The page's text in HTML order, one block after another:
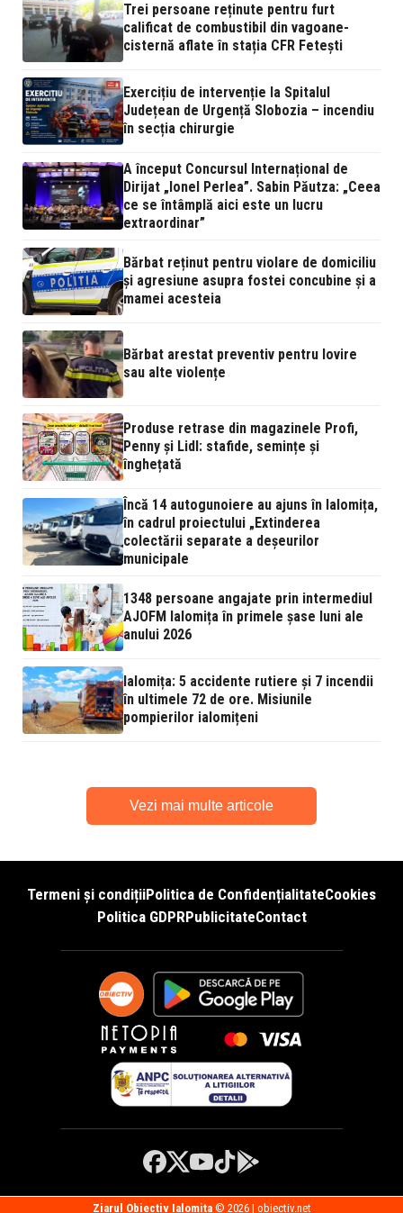
Trei persoane reținute pentru furt
calificat de combustibil din vagoane-
cisternă aflate în stația CFR Fetești
Exercițiu de intervenție la Spitalul
Județean de Urgență Slobozia – incendiu
în secția chirurgie
A început Concursul Internațional de
Dirijat „Ionel Perlea”. Sabin Păutza: „Ceea
ce se întâmplă aici este un lucru
extraordinar”
Bărbat reținut pentru violare de domiciliu
și agresiune asupra fostei concubine și a
mamei acesteia
Bărbat arestat preventiv pentru lovire
sau alte violențe
Produse retrase din magazinele Profi,
Penny și Lidl: stafide, semințe și
înghețată
Încă 14 autogunoiere au ajuns în Ialomița,
în cadrul proiectului „Extinderea
colectării separate a deșeurilor
municipale
1348 persoane angajate prin intermediul
AJOFM Ialomița în primele șase luni ale
anului 2026
Ialomița: 5 accidente rutiere și 7 incendii
în ultimele 72 de ore. Misiunile
pompierilor ialomițeni
Vezi mai multe articole
Termeni și condițiiPolitica de ConfidențialitateCookies
Politica GDPRPublicitateContact
Ziarul Obiectiv Ialomita© 2026 | obiectiv.net